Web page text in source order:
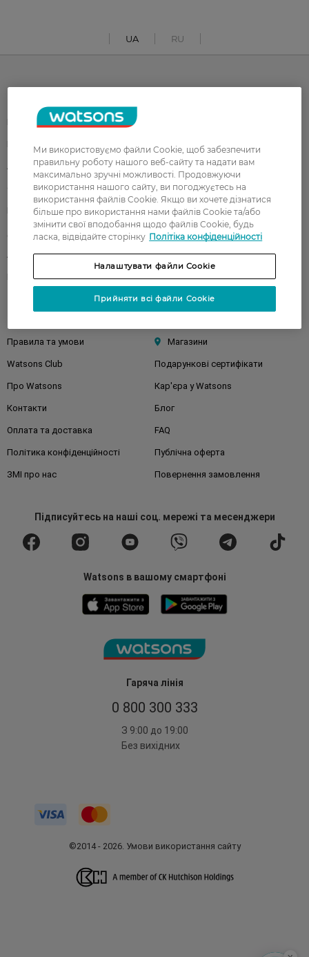
UA RU
Гаряча лінія
0 800 300 333
З 9:00 до 19:00
Без вихідних
Корейска косметика
Парфуми Здоров'я
Акції Макіяж
Обличчя Тіло
Подарунки Діти
Волосся
Аксесуари Дерматокосметика
Бренди
Правила та умови Магазини
Watsons Club Подарункові сертифікати
Про Watsons Кар'єра у Watsons
Контакти Блог
Оплата та доставка FAQ
Політика конфіденційності Публічна оферта
ЗМІ про нас Повернення замовлення
Підписуйтесьна наші соц. мережі та месенджери
Watsons в вашому смартфоні
©2014 - 2026. Умови використання сайту
Ми використовуємо файли Cookie, щоб забезпечити
правильну роботу нашого веб-сайту та надати вам
максимально зручні можливості. Продовжуючи
використання нашого сайту, ви погоджуєтесь на
використання файлів Cookie. Якщо ви хочете дізнатися
більше про використання нами файлів Cookie та/або
змінити свої вподобання щодо файлів Cookie, будь
ласка, відвідайте сторінку Політіка конфіденційності
Налаштувати файли Cookie
Прийняти всі файли Cookie